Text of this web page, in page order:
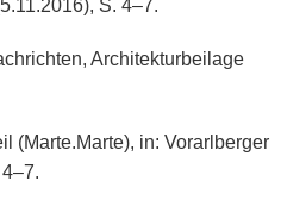
S. 4–7.
Architekturbeilage
(Marte.Marte), in: Vorarlberger